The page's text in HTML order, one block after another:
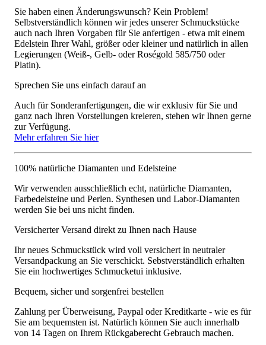
Sie haben einen Änderungswunsch? Kein Problem!
Selbstverständlich können wir jedes unserer Schmuckstücke
auch nach Ihren Vorgaben für Sie anfertigen - etwa mit einem
Edelstein Ihrer Wahl, größer oder kleiner und natürlich in allen
Legierungen (Weiß-, Gelb- oder Roségold 585/750 oder
Platin).
Sprechen Sie uns einfach darauf an
Auch für Sonderanfertigungen, die wir exklusiv für Sie und
ganz nach Ihren Vorstellungen kreieren, stehen wir Ihnen gerne
zur Verfügung.
Mehr erfahren Sie hier
100% natürliche Diamanten und Edelsteine
Wir verwenden ausschließlich echt, natürliche Diamanten,
Farbedelsteine und Perlen. Synthesen und Labor-Diamanten
werden Sie bei uns nicht finden.
Versicherter Versand direkt zu Ihnen nach Hause
Ihr neues Schmuckstück wird voll versichert in neutraler
Versandpackung an Sie verschickt. Sebstverständlich erhalten
Sie ein hochwertiges Schmucketui inklusive.
Bequem, sicher und sorgenfrei bestellen
Zahlung per Überweisung, Paypal oder Kreditkarte - wie es für
Sie am bequemsten ist. Natürlich können Sie auch innerhalb
von 14 Tagen on Ihrem Rückgaberecht Gebrauch machen.